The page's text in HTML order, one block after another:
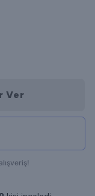
Ver